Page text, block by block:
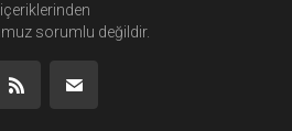
içeriklerinden
sorumlu değildir.